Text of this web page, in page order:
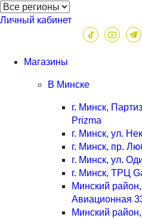
Личный кабинет
Магазины
В Минске
г. Минск,
Prizma
г. Минск, ул.
г. Минск, пр.
г. Минск, ул.
г. Минск, ТРЦ
Минский
Авиационная
Минский